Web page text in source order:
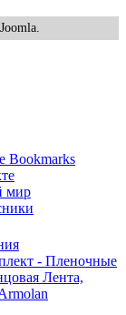
- Пленочные
Лента,